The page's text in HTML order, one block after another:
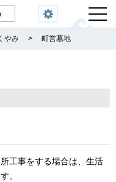
閲覧機能
やみ > 町営墓地
工事をする場合は、生活
。